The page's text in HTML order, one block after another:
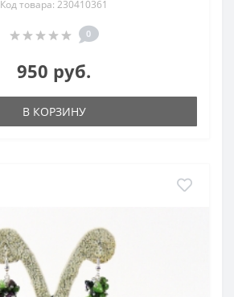
Код товара: 230410361
0
950 руб.
В КОРЗИНУ